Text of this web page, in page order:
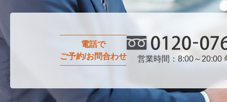
電話で
ご予約/お問合わせ
0120-076-750
営業時間：8:00～20:00